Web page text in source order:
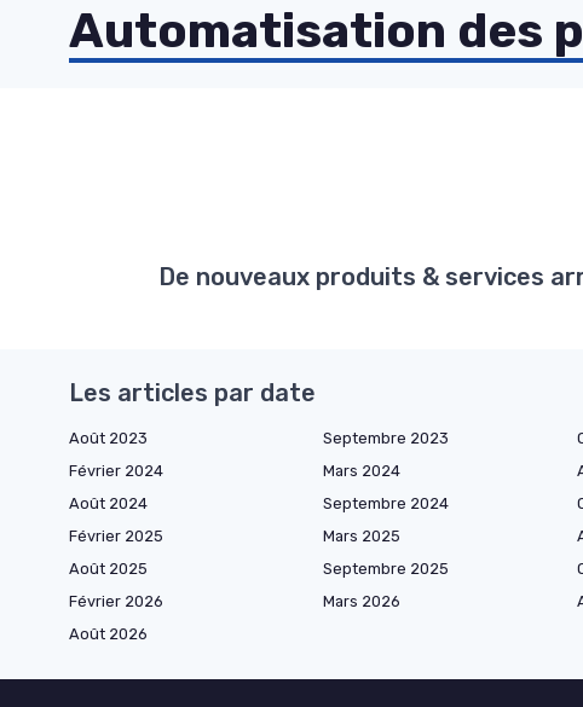
Automatisation des
De nouveaux produits & services
Les articles par date
Août 2023 Septembre 2023
Février 2024
Mars 2024
Août 2024
Septembre 2024
Février 2025
Mars 2025
Août 2025
Septembre 2025
Février 2026
Mars 2026
Août 2026